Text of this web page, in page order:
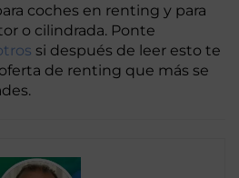
coches en renting y para
o cilindrada. Ponte
si después de leer esto te
de renting que más se